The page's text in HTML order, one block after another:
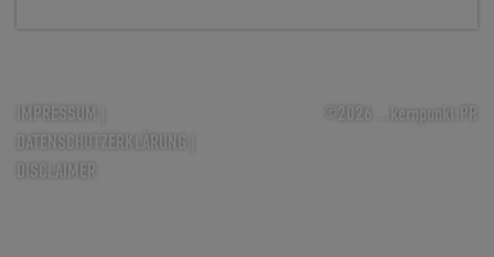
IMPRESSUM
DATENSCHUTZERKLÄRUNG
DISCLAIMER
©2026 ...kernpunkt.PR